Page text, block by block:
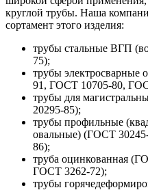
круглой трубы. Наша
сортамент этого изделия:
трубы стальные ВГП
75);
трубы электросварные
91, ГОСТ 10705-80,
трубы для
20295-85);
трубы профильные
овальные) (ГОСТ
86);
труба оцинкованная
ГОСТ 3262-72);
трубы